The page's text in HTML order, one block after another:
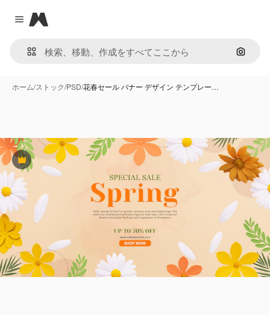
Close menu
Magnific
画像で
ホーム/ストック/PSD/花春セール バナー デザイン テンプレー…
Premium